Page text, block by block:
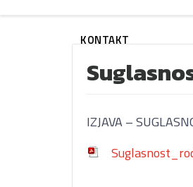
KONTAKT
IZJAVA –